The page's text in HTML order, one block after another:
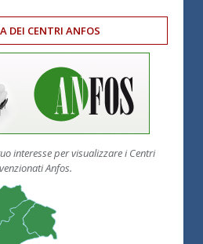
DEI CENTRI ANFOS
interesse per visualizzare i Centri
Anfos.